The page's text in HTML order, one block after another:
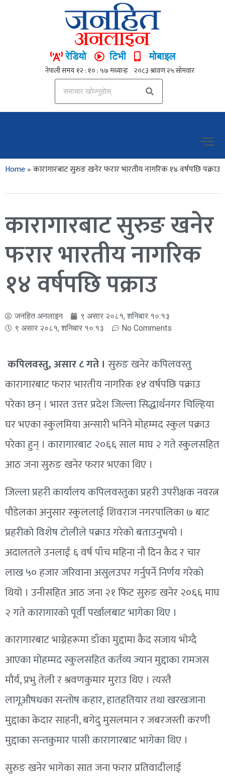
रेडियो टिभी मोबाइल
Home»कारागारबाट सुरुङ खनेर फरार भारतीय नागरिक १४ वर्षपछि पक्राउ
कारागारबाट सुरुङ खनेर
फरार भारतीय नागरिक
१४ वर्षपछि पक्राउ
जनहित अनलाइन
९ असार २०८१, शनिबार १०:१३
९ असार २०८१, शनिबार १०:१३
No Comments
कपिलवस्तु, असार ८ गते । सुरुङ खनेर कपिलवस्तु
कारागारबाट फरार भारतीय नागरिक १४ वर्षपछि पक्राउ
परेका छन् । भारत उत्तर प्रदेश जिल्ला सिद्धार्थनगर चिल्हिया
घर भएका स्कुलमिया अन्सारी भनिने मोहम्मद स्कुल पक्राउ
परेका हुन् । कारागारबाट २०६६ साल माघ २ गते स्कुलसहित
आठ जना सुरुङ खनेर फरार भएका थिए ।
जिल्ला प्रहरी कार्यालय कपिलवस्तुका प्रहरी उपरीक्षक नवरत्न
पौडेलका अनुसार स्कुललाई शिवराज नगरपालिका ७ बाट
प्रहरीको विशेष टोलीले पक्राउ गरेको बताउनुभयो ।
अदालतले उनलाई ६ वर्ष पाँच महिना नौ दिन कैद र चार
लाख ५० हजार जरिवाना असुलउपर गर्नुपर्ने निर्णय गरेको
थियो । उनीसहित आठ जना २१ फिट सुरुङ खनेर २०६६ माघ
२ गते कारागारको पूर्वी पर्खालबाट भागेका थिए ।
कारागारबाट भाग्नेहरूमा डाँका मुद्दामा कैद सजाय भोग्दै
आएका मोहम्मद स्कुलसहित कर्तव्य ज्यान मुद्दाका रामजस
मौर्य, प्रभु तेली र श्रवणकुमार मुराउ थिए । त्यस्तै
लागूऔषधका सन्तोष कहार, हातहतियार तथा खरखजाना
मुद्दाका केदार साहनी, बगेदु मुसलमान र जबरजस्ती करणी
मुद्दाका सन्तकुमार पासी कारागारबाट भागेका थिए ।
सुरुङ खनेर भागेका सात जना फरार प्रतिवादीलाई